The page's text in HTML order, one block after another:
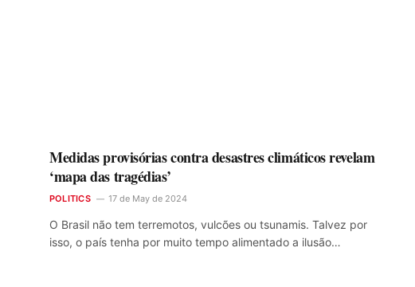
Medidas provisórias contra desastres climáticos revelam
‘mapa das tragédias’
POLITICS 17 de May de 2024
O Brasil não tem terremotos, vulcões ou tsunamis. Talvez por
isso, o país tenha por muito tempo alimentado a ilusão…